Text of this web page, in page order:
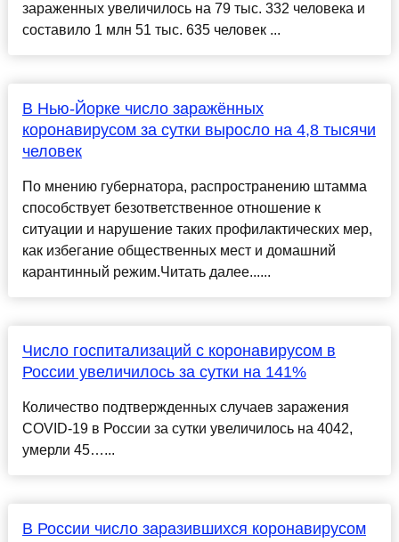
зараженных увеличилось на 79 тыс. 332 человека и
составило 1 млн 51 тыс. 635 человек ...
В Нью-Йорке число заражённых
коронавирусом за сутки выросло на 4,8 тысячи
человек
По мнению губернатора, распространению штамма
способствует безответственное отношение к
ситуации и нарушение таких профилактических мер,
как избегание общественных мест и домашний
карантинный режим.Читать далее......
Число госпитализаций с коронавирусом в
России увеличилось за сутки на 141%
Количество подтвержденных случаев заражения
COVID-19 в России за сутки увеличилось на 4042,
умерли 45…...
В России число заразившихся коронавирусом